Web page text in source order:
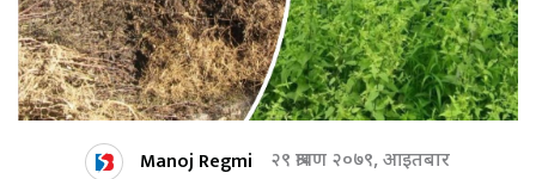
Manoj Regmi २९ श्रावण २०७९, आइतबार